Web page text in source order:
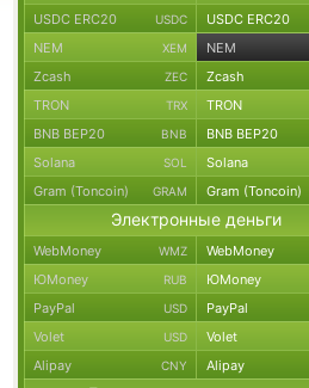
USDC ERC20 USDC USDC ERC20
NEM XEM NEM
Zcash ZEC Zcash
TRON TRX TRON
BNB BEP20 BNB BNB BEP20
Solana SOL Solana
Gram (Toncoin) GRAM Gram (Toncoin)
Электронные деньги
WebMoney WMZ WebMoney
ЮMoney RUB ЮMoney
PayPal USD PayPal
Volet USD Volet
Alipay CNY Alipay